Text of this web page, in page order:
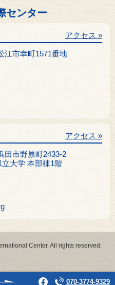
センター
江市幸町1571番地
アクセス »
田市野原町2433-2
大学 本部棟1階
アクセス »
Center. All rights reserved.
070-3774-9329